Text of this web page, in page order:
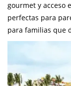
gourmet y acceso
perfectas para
para familias que